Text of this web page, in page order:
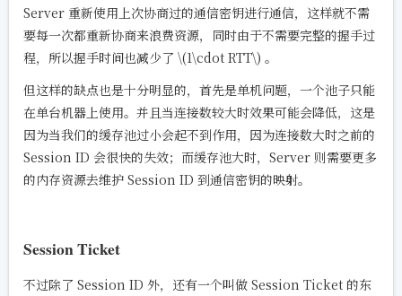
Server 重新使用上次协商过的通信密钥进行通信，这样就不需
要每一次都重新协商来浪费资源，同时由于不需要完整的握手过
程，所以握手时间也减少了 \(1\cdot RTT\) 。
但这样的缺点也是十分明显的，首先是单机问题，一个池子只能
在单台机器上使用。并且当连接数较大时效果可能会降低，这是
因为当我们的缓存池过小会起不到作用，因为连接数大时之前的
Session ID 会很快的失效；而缓存池大时，Server 则需要更多
的内存资源去维护 Session ID 到通信密钥的映射。
Session Ticket
不过除了 Session ID 外，还有一个叫做 Session Ticket 的东